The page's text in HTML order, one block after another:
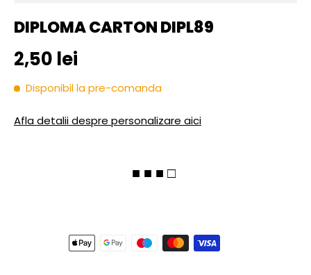
DIPLOMA CARTON DIPL89
Pret initial
2,50 lei
Disponibil la pre-comanda
Afla detalii despre personalizare aici
■ ■ ■ □